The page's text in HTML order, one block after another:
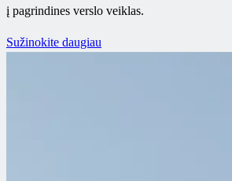
į pagrindines verslo veiklas.
Sužinokite daugiau